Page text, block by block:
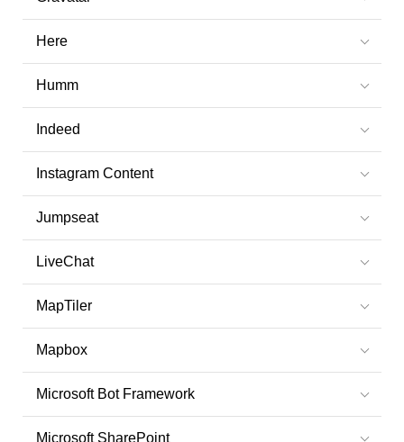
Here
Humm
Indeed
Instagram Content
Jumpseat
LiveChat
MapTiler
Mapbox
Microsoft Bot Framework
Microsoft SharePoint